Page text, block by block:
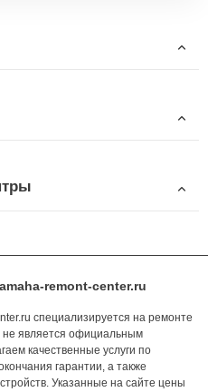
remont-center.ru
специализируется на ремонте
не является официальным
качественные услуги по
гарантии, а также
Указанные на сайте цены